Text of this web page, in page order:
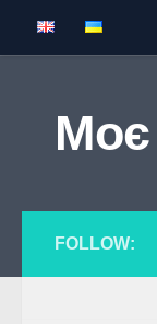
Skip to content
Моє
FOLLOW: